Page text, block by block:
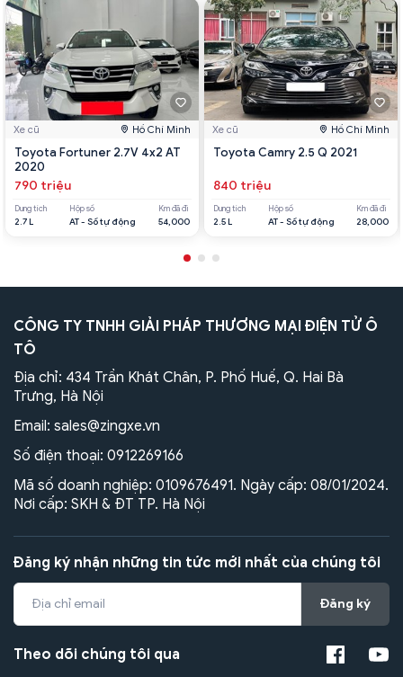
Xe cũ Hồ Chí Minh
Toyota Fortuner 2.7V 4x2 AT
2020
790 triệu
Dung tích
2.7 L
Hộp số
AT - Số tự động
Km đã đi
54,000
Xe cũ Hồ Chí Minh
Toyota Camry 2.5 Q 2021
840 triệu
Dung tích
2.5 L
Hộp số
AT - Số tự động
Km đã đi
28,000
CÔNG TY TNHH GIẢI PHÁP THƯƠNG MẠI ĐIỆN TỬ Ô
TÔ
Địa chỉ: 434 Trần Khát Chân, P. Phố Huế, Q. Hai Bà
Trưng, Hà Nội
Email: sales@zingxe.vn
Số điện thoại: 0912269166
Mã số doanh nghiệp: 0109676491. Ngày cấp: 08/01/2024.
Nơi cấp: SKH & ĐT TP. Hà Nội
Đăng ký nhận những tin tức mới nhất của chúng tôi
Đăng ký
Theo dõi chúng tôi qua